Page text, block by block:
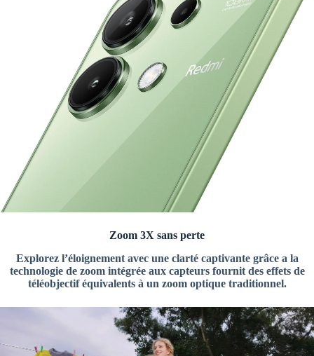
Zoom 3X sans perte
Explorez l’éloignement avec une clarté captivante grâce a la
technologie de zoom intégrée aux capteurs fournit des effets de
téléobjectif équivalents à un zoom optique traditionnel.